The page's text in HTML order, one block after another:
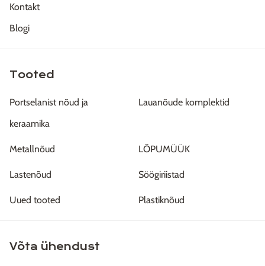
Kontakt
Blogi
Tooted
Portselanist nõud ja
keraamika
Lauanõude komplektid
Metallnõud LÕPUMÜÜK
Lastenõud Söögiriistad
Uued tooted Plastiknõud
Võta ühendust